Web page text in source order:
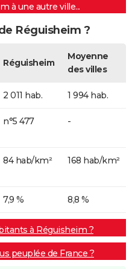
à une autre ville...
Réguisheim ?
Réguisheim
Moyenne
des villes
2 011 hab. 1 994 hab.
n°5 477 -
84 hab/km² 168 hab/km²
7,9 % 8,8 %
à Réguisheim ?
peuplée de France ?